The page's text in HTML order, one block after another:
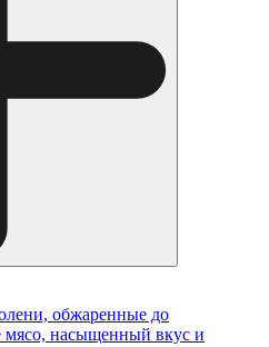
обжаренные до
мясо, насыщенный вкус и